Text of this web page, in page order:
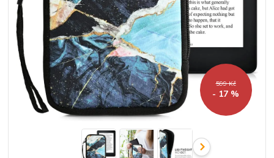
599 Kč
- 17 %